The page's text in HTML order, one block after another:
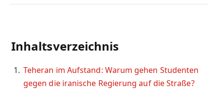
Inhaltsverzeichnis
Teheran im Aufstand: Warum gehen Studenten
gegen die iranische Regierung auf die Straße?